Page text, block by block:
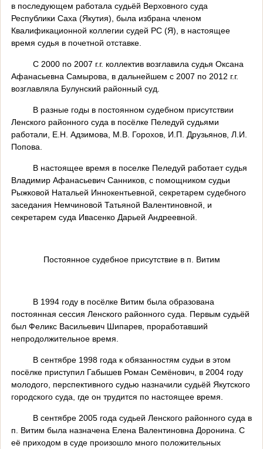
в последующем работала судьёй Верховного суда
Республики Саха (Якутия), была избрана членом
Квалификационной коллегии судей РС (Я), в настоящее
время судья в почетной отставке.
С 2000 по 2007 г.г. коллектив возглавила судья Оксана
Афанасьевна Самырова, в дальнейшем с 2007 по 2012 г.г.
возглавляла Булунский районный суд.
В разные годы в постоянном судебном присутствии
Ленского районного суда в посёлке Пеледуй судьями
работали, Е.Н. Адзимова, М.В. Горохов, И.П. Друзьянов, Л.И.
Попова.
В настоящее время в поселке Пеледуй работает судья
Владимир Афанасьевич Санников, с помощником судьи
Рыжковой Натальей Иннокентьевной, секретарем судебного
заседания Немчиновой Татьяной Валентиновной, и
секретарем суда Ивасенко Дарьей Андреевной.
Постоянное судебное присутствие в п. Витим
В 1994 году в посёлке Витим была образована
постоянная сессия Ленского районного суда. Первым судьёй
был Феликс Васильевич Шипарев, проработавший
непродолжительное время.
В сентябре 1998 года к обязанностям судьи в этом
посёлке приступил Габышев Роман Семёнович, в 2004 году
молодого, перспективного судью назначили судьёй Якутского
городского суда, где он трудится по настоящее время.
В сентябре 2005 года судьей Ленского районного суда в
п. Витим была назначена Елена Валентиновна Доронина. С
её приходом в суде произошло много положительных